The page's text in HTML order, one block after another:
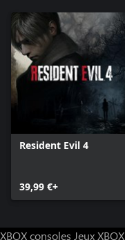
Resident Evil 4
39,99 €+
XBOX consoles Jeux XBOX